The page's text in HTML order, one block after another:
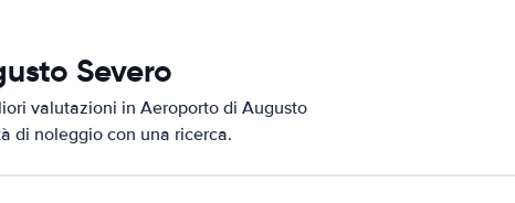
Severo
valutazioni in Aeroporto di Augusto
di noleggio con una ricerca.